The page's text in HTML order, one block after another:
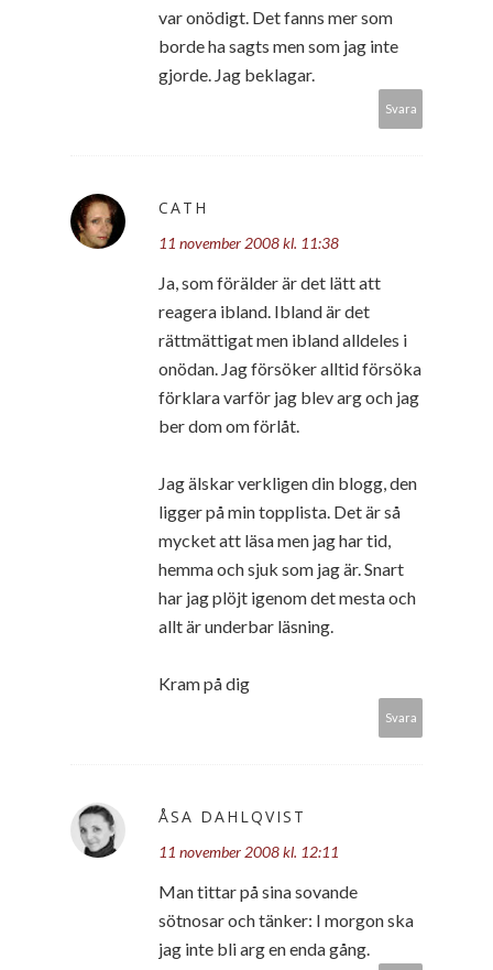
var onödigt. Det fanns mer som
borde ha sagts men som jag inte
gjorde. Jag beklagar.
Svara
CATH
11 november 2008 kl. 11:38
Ja, som förälder är det lätt att
reagera ibland. Ibland är det
rättmättigat men ibland alldeles i
onödan. Jag försöker alltid försöka
förklara varför jag blev arg och jag
ber dom om förlåt.
Jag älskar verkligen din blogg, den
ligger på min topplista. Det är så
mycket att läsa men jag har tid,
hemma och sjuk som jag är. Snart
har jag plöjt igenom det mesta och
allt är underbar läsning.
Kram på dig
Svara
ÅSA DAHLQVIST
11 november 2008 kl. 12:11
Man tittar på sina sovande
sötnosar och tänker: I morgon ska
jag inte bli arg en enda gång.